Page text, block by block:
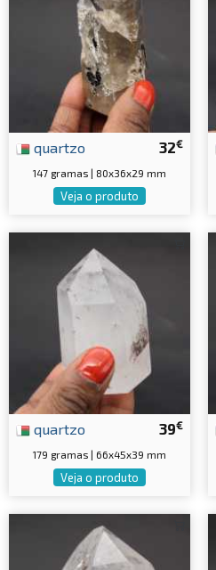
32€
quartzo
147 gramas | 80x36x29 mm
Veja o produto
39€
quartzo
179 gramas | 66x45x39 mm
Veja o produto